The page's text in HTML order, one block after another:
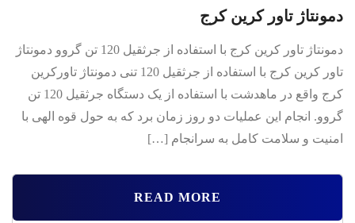
اسفند
دمونتاژ تاور كرين كرج
دمونتاژ تاور كرين کرج با استفاده از جرثقیل 120 تن گروو دمونتاژ
تاور كرين کرج با استفاده از جرثقیل 120 تنی دمونتاژ تاورکرین
کرج واقع در ماهدشت با استفاده از یک دستگاه جرثقیل 120 تن
گروو. انجام این عملیات دو روز زمان برد که به حول قوه الهی با
امنیت و سلامت کامل به سرانجام […]
READ MORE